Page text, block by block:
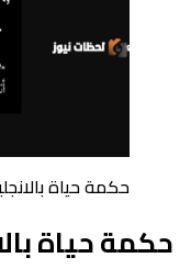
حكمة حياة
حكمة حياة